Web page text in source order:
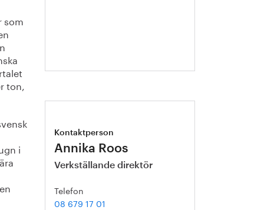
som
ton,
i
Kontaktperson
Annika Roos
Verkställande direktör
Telefon
08 679 17 01